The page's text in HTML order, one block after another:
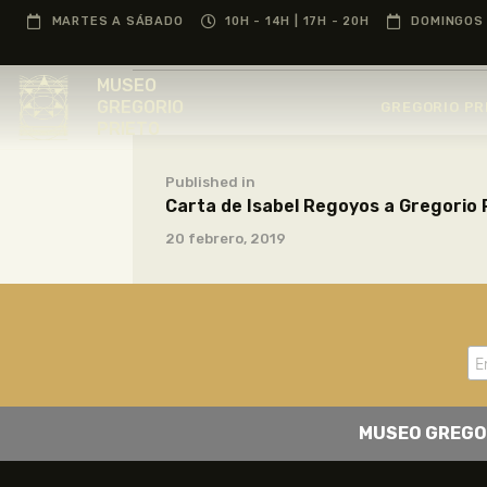
MARTES A SÁBADO 10H - 14H | 17H - 20H
MUSEO
Published in
Carta de Isabel Regoyos a Gregorio
20 febrero, 2019
MUSEO